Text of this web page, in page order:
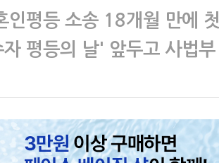
인평등 소송 18개월 만에
자 평등의 날' 앞두고 사법